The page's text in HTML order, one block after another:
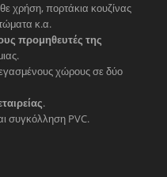
χρήση, πορτάκια κουζίνας
κ.α.
προμηθευτές της
χώρους σε δύο
.
συγκόλληση PVC.